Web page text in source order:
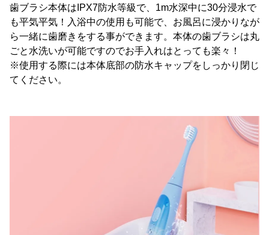
歯ブラシ本体はIPX7防水等級で、1m水深中に30分浸水で
も平気平気！入浴中の使用も可能で、お風呂に浸かりなが
ら一緒に歯磨きをする事ができます。本体の歯ブラシは丸
ごと水洗いが可能ですのでお手入れはとっても楽々！
※使用する際には本体底部の防水キャップをしっかり閉じ
てください。